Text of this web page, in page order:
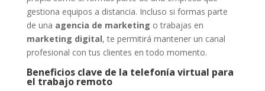
gestiona equipos a distancia. Incluso si formas parte
de una agencia de marketing o trabajas en
marketing digital, te permitirá mantener un canal
profesional con tus clientes en todo momento.
Beneficios clave de la telefonía virtual para
el trabajo remoto